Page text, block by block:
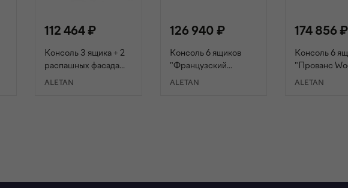
112 464 ₽
Консоль 3 ящика + 2
распашных фасада
"Французский
ALETAN
126 940 ₽
Консоль 6 ящиков
"Французский
прованс" слоновая
ALETAN
174 856 ₽
Консоль 6
"Прованс
черный/
ALETAN